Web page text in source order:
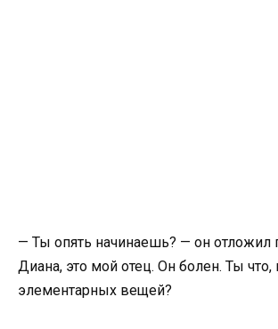
— Ты опять начинаешь? — он отложил
Диана, это мой отец. Он болен. Ты
элементарных вещей?